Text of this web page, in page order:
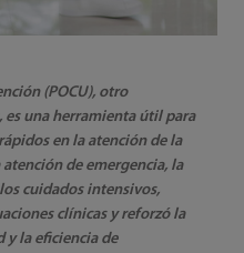
(POCU), otro
es una herramienta útil para
en la atención de la
de emergencia, la
cuidados intensivos,
clínicas y reforzó la
y la eficiencia de